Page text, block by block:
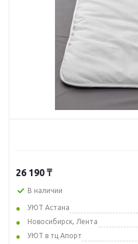
26 190 ₸
В наличии
УЮТ Астана
Новосибирск, Лента
УЮТ в тц Апорт